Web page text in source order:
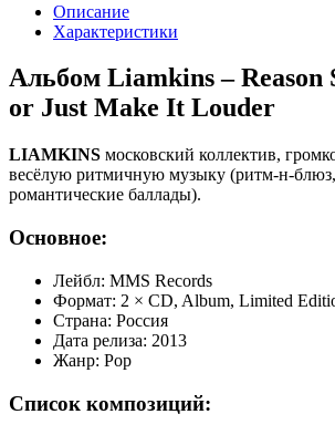
Описание
Характеристики
Альбом Liamkins ‎– Reason
or Just Make It Louder
LIAMKINS московский коллектив,
весёлую ритмичную музыку (ритм-н-блюз,
романтические баллады).
Основное:
Лейбл: MMS Records
Формат: 2 × CD, Album, Limited
Страна: Россия
Дата релиза: 2013
Жанр: Pop
Список композиций: